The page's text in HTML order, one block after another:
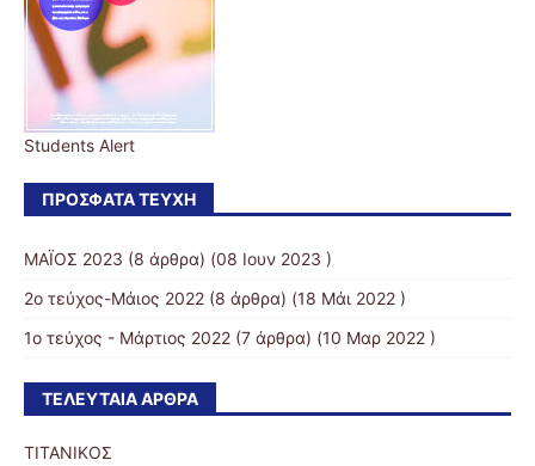
Students Alert
ΠΡΌΣΦΑΤΑ ΤΕΎΧΗ
ΜΑΪΟΣ 2023 (8 άρθρα) (08 Ιουν 2023 )
2ο τεύχος-Μάιος 2022 (8 άρθρα) (18 Μάι 2022 )
1ο τεύχος - Μάρτιος 2022 (7 άρθρα) (10 Μαρ 2022 )
ΤΕΛΕΥΤΑΊΑ ΆΡΘΡΑ
ΤΙΤΑΝΙΚΟΣ